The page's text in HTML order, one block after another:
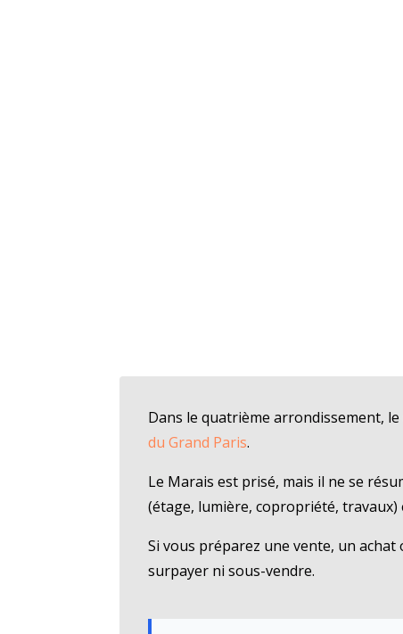
Dans le quatrième arrondissement,
du Grand Paris.
Le Marais est prisé, mais il ne se
(étage, lumière, copropriété,
Si vous préparez une vente, un
surpayer ni sous-vendre.